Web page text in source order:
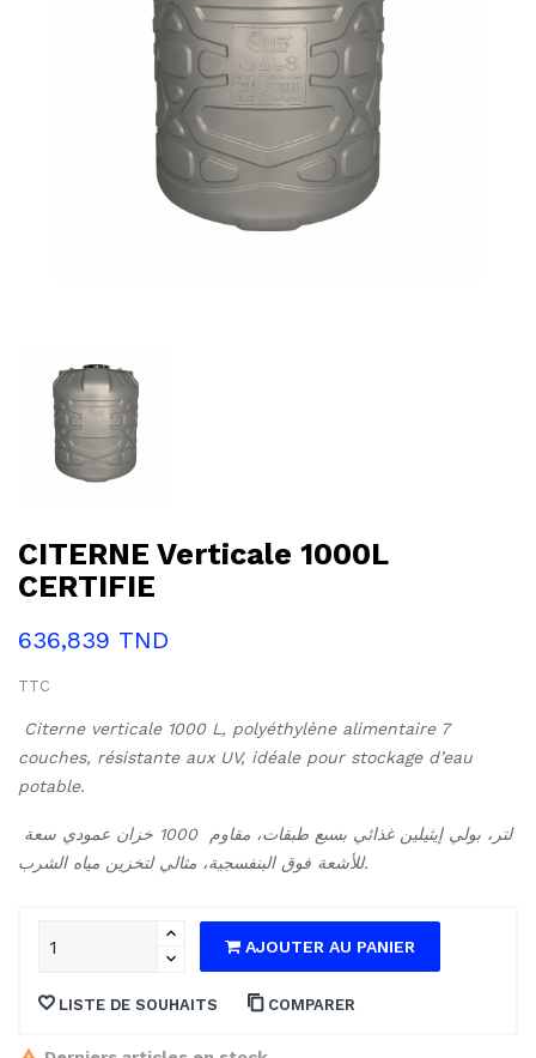
CITERNE Verticale 1000L
CERTIFIE
636,839 TND
TTC
Citerne verticale 1000 L, polyéthylène alimentaire 7
couches, résistante aux UV, idéale pour stockage d’eau
potable.
خزان عمودي سعة ‎1000 لتر، بولي إيثيلين غذائي بسبع طبقات، مقاوم
للأشعة فوق البنفسجية، مثالي لتخزين مياه الشرب.
AJOUTER AU PANIER
LISTE DE SOUHAITS COMPARER